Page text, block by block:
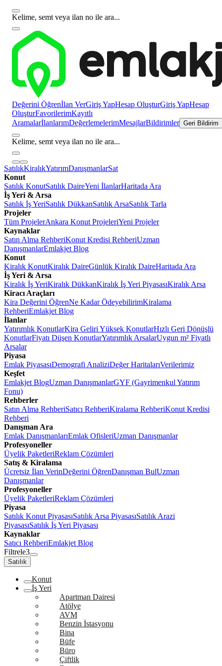
Kelime, semt veya ilan no ile ara...
Değerini Öğrenİlan VerGiriş YapHesap OluşturGiriş YapHesap
OluşturFavorilerimKayıtlı
AramalarİlanlarımDeğerlemelerimMesajlarBildirimler Geri Bildirim
Kelime, semt veya ilan no ile ara...
SatılıkKiralıkYatırımDanışmanlarSat
Konut
Satılık KonutSatılık DaireYeni İlanlarHaritada Ara
İş Yeri & Arsa
Satılık İş YeriSatılık DükkanSatılık ArsaSatılık Tarla
Projeler
Tüm ProjelerAnkara Konut ProjeleriYeni Projeler
Kaynaklar
Satın Alma RehberiKonut Kredisi RehberiUzman
DanışmanlarEmlakjet Blog
Konut
Kiralık KonutKiralık DaireGünlük Kiralık DaireHaritada Ara
İş Yeri & Arsa
Kiralık İş YeriKiralık DükkanKiralık İş Yeri PiyasasıKiralık Arsa
Kiracı Araçları
Kira Değerini ÖğrenNe Kadar ÖdeyebilirimKiralama
RehberiEmlakjet Blog
İlanlar
Yatırımlık KonutlarKira Geliri Yüksek KonutlarHızlı Geri Dönüşlü
KonutlarFiyatı Düşen KonutlarYatırımlık ArsalarUygun m² Fiyatlı
Arsalar
Piyasa
Emlak PiyasasıDemografi AnaliziDeğer HaritalarıVerilerimiz
Keşfet
Emlakjet BlogUzman DanışmanlarGYF (Gayrimenkul Yatırım
Fonu)
Rehberler
Satın Alma RehberiSatıcı RehberiKiralama RehberiKonut Kredisi
Rehberi
Danışman Ara
Emlak DanışmanlarıEmlak OfisleriUzman Danışmanlar
Profesyoneller
Üyelik PaketleriReklam Çözümleri
Satış & Kiralama
Ücretsiz İlan VerinDeğerini ÖğrenDanışman BulUzman
Danışmanlar
Profesyoneller
Üyelik PaketleriReklam Çözümleri
Piyasa
Satılık Konut PiyasasıSatılık Arsa PiyasasıSatılık Arazi
PiyasasıSatılık İş Yeri Piyasası
Kaynaklar
Satıcı RehberiEmlakjet Blog
Filtrele3
Satılık
Konut
İş Yeri
Apartman Dairesi
Atölye
AVM
Benzin İstasyonu
Bina
Büfe
Büro
Çiftlik